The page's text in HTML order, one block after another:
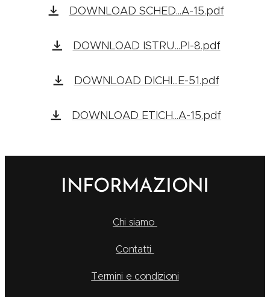
DOWNLOAD SCHED...A-15.pdf
DOWNLOAD ISTRU...PI-8.pdf
DOWNLOAD DICHI...E-51.pdf
DOWNLOAD ETICH...A-15.pdf
INFORMAZIONI
Chi siamo
Contatti
Termini e condizioni